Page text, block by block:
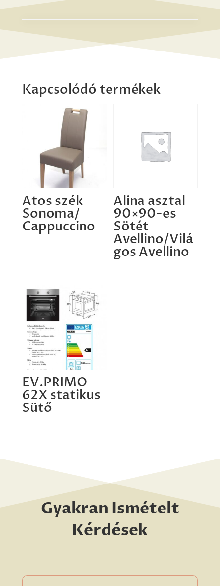
Kapcsolódó termékek
Atos szék
Sonoma/
Cappuccino
Alina asztal
90×90-es
Sötét
Avellino/Vilá
gos Avellino
EV.PRIMO
62X statikus
Sütő
Gyakran Ismételt
Kérdések